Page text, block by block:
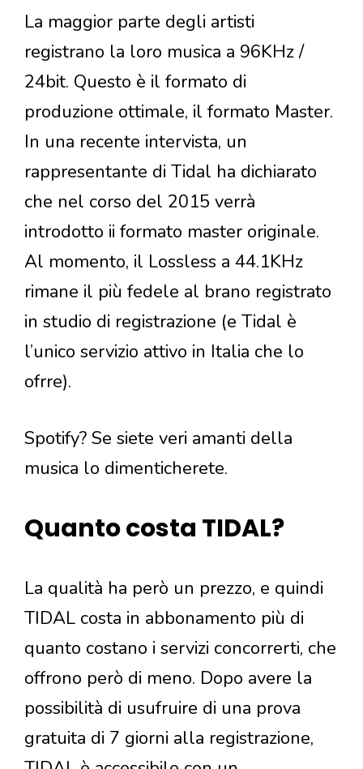
La maggior parte degli artisti
registrano la loro musica a 96KHz /
24bit. Questo è il formato di
produzione ottimale, il formato Master.
In una recente intervista, un
rappresentante di Tidal ha dichiarato
che nel corso del 2015 verrà
introdotto ii formato master originale.
Al momento, il Lossless a 44.1KHz
rimane il più fedele al brano registrato
in studio di registrazione (e Tidal è
l’unico servizio attivo in Italia che lo
ofrre).
Spotify? Se siete veri amanti della
musica lo dimenticherete.
Quanto costa TIDAL?
La qualità ha però un prezzo, e quindi
TIDAL costa in abbonamento più di
quanto costano i servizi concorrerti, che
offrono però di meno. Dopo avere la
possibilità di usufruire di una prova
gratuita di 7 giorni alla registrazione,